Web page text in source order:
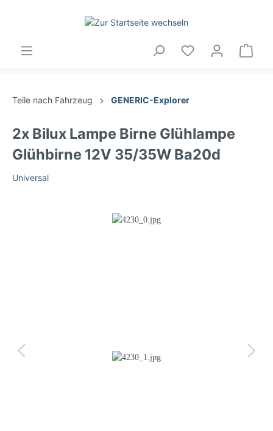
Teile nach Fahrzeug GENERIC-Explorer
2x Bilux Lampe Birne Glühlampe
Glühbirne 12V 35/35W Ba20d
Universal